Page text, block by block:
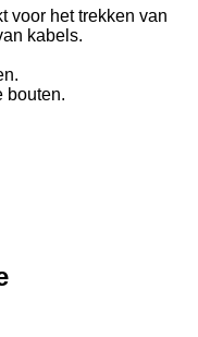
voor het trekken van
kabels.
bouten.